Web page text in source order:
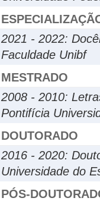
2021 - 2022:
Faculdade Unibf
MESTRADO
2008 - 2010:
Pontifícia
DOUTORADO
2016 - 2020:
Universidade do
PÓS-